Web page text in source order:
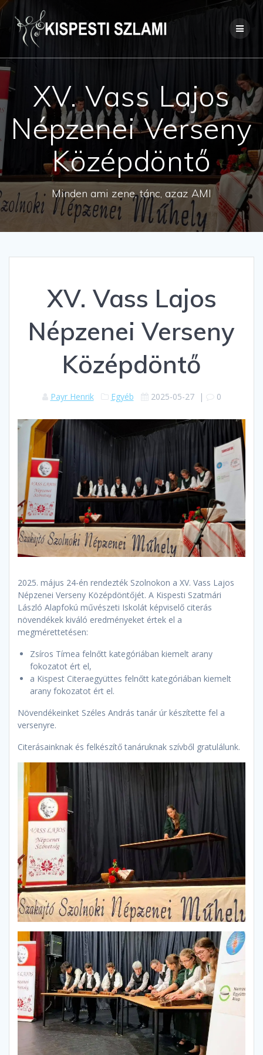
content
XV. Vass Lajos
Népzenei Verseny
Középdöntő
Minden ami zene, tánc, azaz AMI
XV. Vass Lajos
Népzenei Verseny
Középdöntő
Payr Henrik Egyéb 2025-05-27| 0
2025. május 24-én rendezték Szolnokon a XV. Vass Lajos
Népzenei Verseny Középdöntőjét. A Kispesti Szatmári
László Alapfokú művészeti Iskolát képviselő citerás
növendékek kiváló eredményeket értek el a
megmérettetésen:
Zsíros Tímea felnőtt kategóriában kiemelt arany
fokozatot ért el,
a Kispest Citeraegyüttes felnőtt kategóriában kiemelt
arany fokozatot ért el.
Növendékeinket Széles András tanár úr készítette fel a
versenyre.
Citerásainknak és felkészítő tanáruknak szívből gratulálunk.